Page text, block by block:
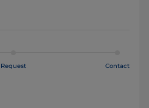
Request Contact